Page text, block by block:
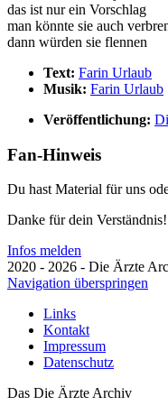
das ist nur ein Vorschlag
man könnte sie auch
dann würden sie flennen
Text: Farin Urlaub
Musik: Farin Urlaub
Veröffentlichung:
Fan-Hinweis
Du hast Material für uns
Danke für dein Verständnis!
Infos melden
2020 - 2026 - Die Ärzte
Navigation überspringen
Links
Kontakt
Impressum
Datenschutz
Das Die Ärzte Archiv